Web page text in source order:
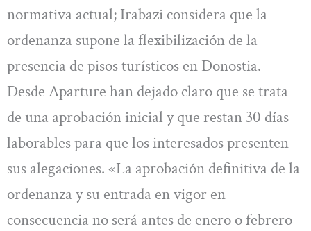
normativa actual; Irabazi considera que la
ordenanza supone la flexibilización de la
presencia de pisos turísticos en Donostia.
Desde Aparture han dejado claro que se trata
de una aprobación inicial y que restan 30 días
laborables para que los interesados presenten
sus alegaciones. «La aprobación definitiva de la
ordenanza y su entrada en vigor en
consecuencia no será antes de enero o febrero